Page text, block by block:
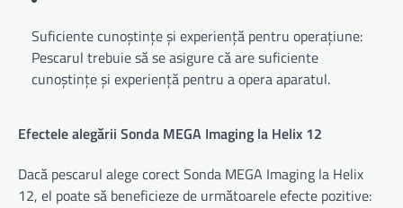
Suficiente cunoștințe și experiență pentru operațiune:
Pescarul trebuie să se asigure că are suficiente
cunoștințe și experiență pentru a opera aparatul.
Efectele alegării Sonda MEGA Imaging la Helix 12
Dacă pescarul alege corect Sonda MEGA Imaging la Helix
12, el poate să beneficieze de următoarele efecte pozitive: